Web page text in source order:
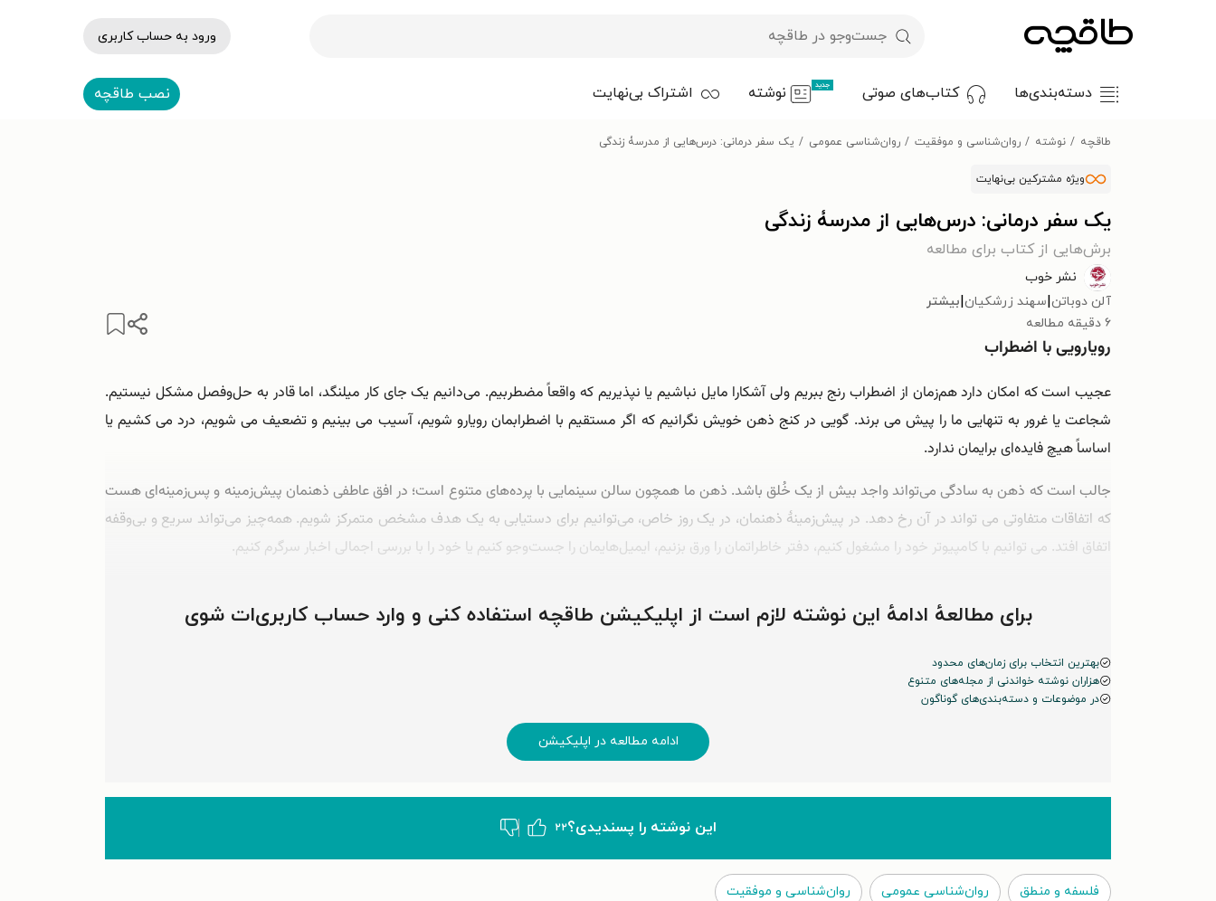
ورود به حساب کاربری
دسته‌بندی‌ها کتاب‌های صوتی جدید نوشته اشتراک بی‌نهایت نصب طاقچه
طاقچه نوشته روان‌شناسی و موفقیت روان‌شناسی عمومی یک سفر درمانی: درس‌هایی از مدرسۀ زندگی
ویژه مشترکین بی‌نهایت
یک سفر درمانی: درس‌هایی از مدرسۀ زندگی
برش‌هایی از کتاب برای مطالعه
نشر خوب
آلن دوباتن سهند زرشکیان بیشتر
۶ دقیقه مطالعه
رویارویی با اضطراب
عجیب است که امکان دارد هم‌‌زمان از اضطراب رنج ببریم ولی آشکارا مایل نباشیم یا نپذیریم که واقعاً مضطربیم. می‌‌دانیم یک جای کار میلنگد، اما قادر به حل‌وفصل مشکل نیستیم.
شجاعت یا غرور به تنهایی ما را پیش می برند. گویی در کنج ذهن خویش نگرانیم که اگر مستقیم با اضطرابمان رویارو شویم، آسیب می بینیم و تضعیف می شویم، درد می کشیم یا
اساساً هیچ فایده‌‌ای برایمان ندارد.
جالب است که ذهن به سادگی می‌‌تواند واجد بیش از یک خُلق باشد. ذهن ما همچون سالن سینمایی با پرده‌‌های متنوع است؛ در افق عاطفی ذهنمان پیش‌‌زمینه و پس‌‌زمینه‌‌ای هست
که اتفاقات متفاوتی می تواند در آن رخ دهد. در پیش‌‌زمینۀ ذهنمان، در یک روز خاص، می‌‌توانیم برای دستیابی به یک هدف مشخص متمرکز شویم. همه‌‌چیز می‌‌تواند سریع و بی‌‌وقفه
اتفاق افتد. می توانیم با کامپیوتر خود را مشغول کنیم، دفتر خاطراتمان را ورق بزنیم، ایمیل‌‌هایمان را جست‌وجو کنیم یا خود را با بررسی اجمالی اخبار سرگرم کنیم.
برای مطالعهٔ ادامهٔ این نوشته لازم است از اپلیکیشن طاقچه استفاده کنی و وارد حساب کاربری‌ات شوی
بهترین انتخاب برای زمان‌های محدود
هزاران نوشته خواندنی از مجله‌های متنوع
در موضوعات و دسته‌بندی‌های گوناگون
ادامه مطالعه در اپلیکیشن
این نوشته‌ را پسندیدی؟۲۲
فلسفه و منطق روان‌شناسی عمومی روان‌شناسی و موفقیت